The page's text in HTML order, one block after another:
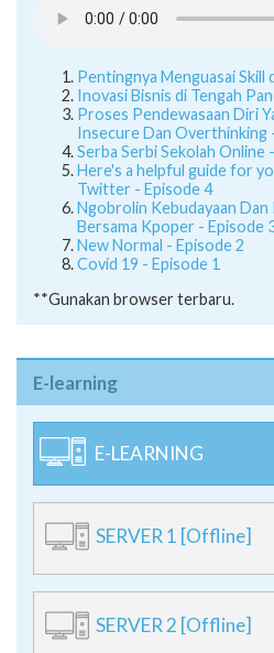
Pentingnya Menguasai Skill
Inovasi Bisnis di Tengah
Proses Pendewasaan Diri
Insecure Dan Overthinking
Serba Serbi Sekolah Online
Here's a helpful guide for
Twitter - Episode 4
Ngobrolin Kebudayaan Dan
Bersama Kpoper - Episode
New Normal - Episode 2
Covid 19 - Episode 1
**Gunakan browser terbaru.
E-learning
E-LEARNING
SERVER 1 [Offline]
SERVER 2 [Offline]